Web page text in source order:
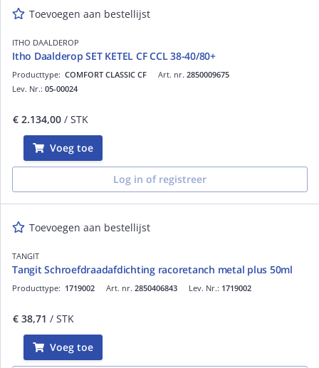
Toevoegen aan bestellijst
ITHO DAALDEROP
Itho Daalderop SET KETEL CF CCL 38-40/80+
Art. nr. 2850009675
Producttype: COMFORT CLASSIC CF
Lev. Nr.: 05-00024
€ 2.134,00 / STK
Voeg toe
Log in of registreer
Toevoegen aan bestellijst
TANGIT
Tangit Schroefdraadafdichting racoretanch metal plus 50ml
Art. nr. 2850406843
Producttype: 1719002 Lev. Nr.: 1719002
€ 38,71 / STK
Voeg toe